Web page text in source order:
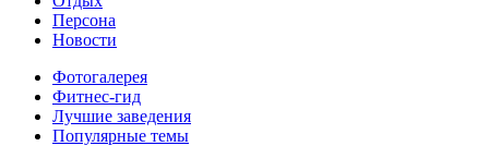
Персона
Новости
Фотогалерея
Фитнес-гид
Лучшие заведения
Популярные темы